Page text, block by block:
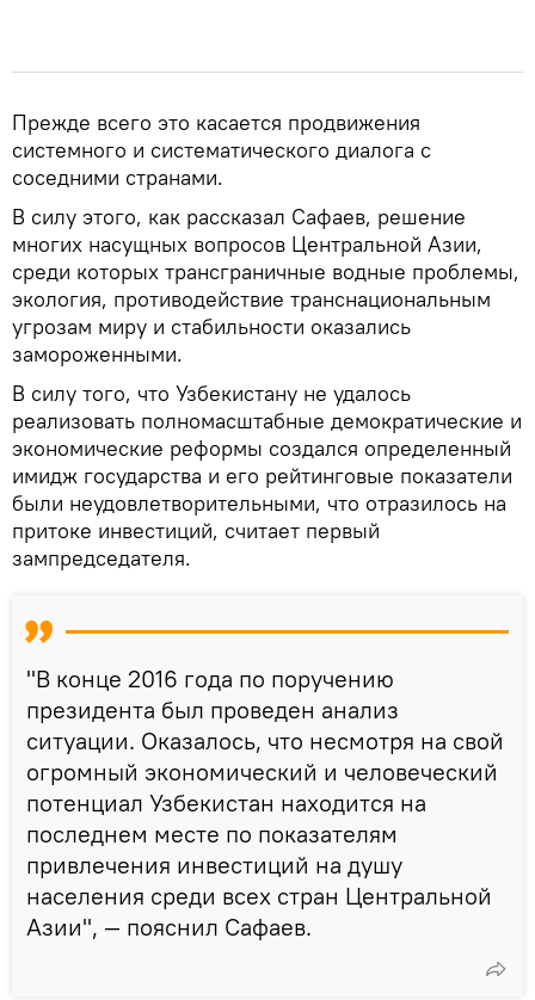
Прежде всего это касается продвижения
системного и систематического диалога с
соседними странами.
В силу этого, как рассказал Сафаев, решение
многих насущных вопросов Центральной Азии,
среди которых трансграничные водные проблемы,
экология, противодействие транснациональным
угрозам миру и стабильности оказались
замороженными.
В силу того, что Узбекистану не удалось
реализовать полномасштабные демократические и
экономические реформы создался определенный
имидж государства и его рейтинговые показатели
были неудовлетворительными, что отразилось на
притоке инвестиций, считает первый
зампредседателя.
"В конце 2016 года по поручению
президента был проведен анализ
ситуации. Оказалось, что несмотря на свой
огромный экономический и человеческий
потенциал Узбекистан находится на
последнем месте по показателям
привлечения инвестиций на душу
населения среди всех стран Центральной
Азии", — пояснил Сафаев.